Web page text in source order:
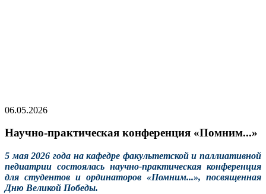
06.05.2026
Научно-практическая конференция «Помним...»
5 мая 2026 года на кафедре факультетской и паллиативной
педиатрии состоялась научно-практическая конференция
для студентов и ординаторов «Помним...», посвященная
Дню Великой Победы.